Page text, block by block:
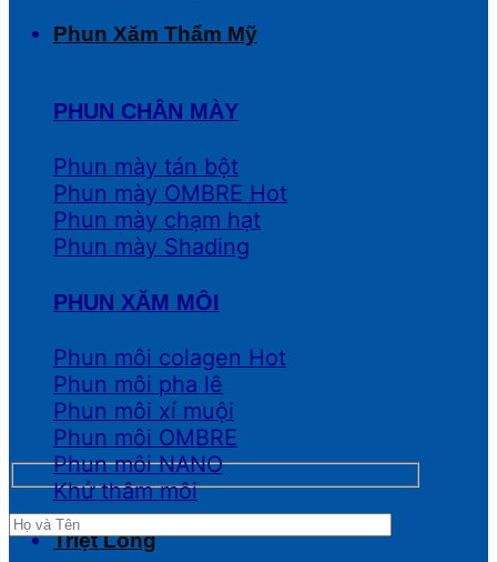
Phun Xăm Thẩm Mỹ
PHUN CHÂN MÀY
Phun mày tán bột
Phun mày OMBRE
Phun mày chạm hạt
Phun mày Shading
PHUN XĂM MÔI
Phun môi colagen
Phun môi pha lê
Phun môi xí muội
Phun môi OMBRE
Phun môi NANO
Khử thâm môi
Triệt Lông